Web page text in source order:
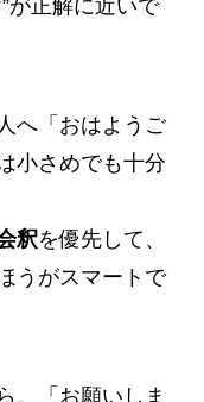
が正解に近いで
へ「おはようご
小さめでも十分
釈を優先して、
うがスマートで
、「お願いしま